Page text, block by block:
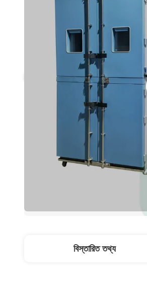
বিস্তারিত তথ্য